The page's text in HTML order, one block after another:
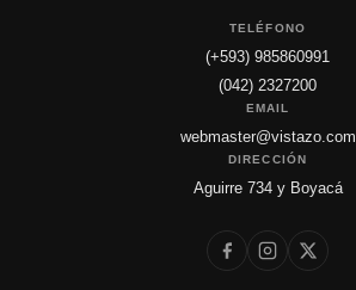
TELÉFONO
(+593) 985860991
(042) 2327200
EMAIL
webmaster@vistazo.com
DIRECCIÓN
Aguirre 734 y Boyacá